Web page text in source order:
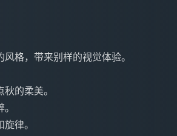
格，带来别样的视觉体验。
的柔美。
律。